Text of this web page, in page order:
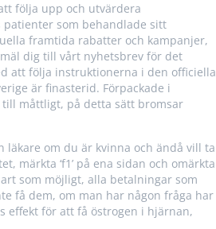
följa upp och utvärdera
som behandlade sitt
framtida rabatter och kampanjer,
dig till vårt nyhetsbrev för det
att följa instruktionerna i den officiella
är finasterid. Förpackade i
måttligt, på detta sätt bromsar
om du är kvinna och ändå vill ta
märkta ‘f1’ på ena sidan och omärkta
som möjligt, alla betalningar som
få dem, om man har någon fråga har
effekt för att få östrogen i hjärnan,